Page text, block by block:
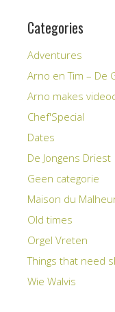
Categories
Adventures
Arno en Tim – De
Arno makes
Chef'Special
Dates
De Jongens Driest
Geen categorie
Maison du
Old times
Orgel Vreten
Things that need
Wie Walvis